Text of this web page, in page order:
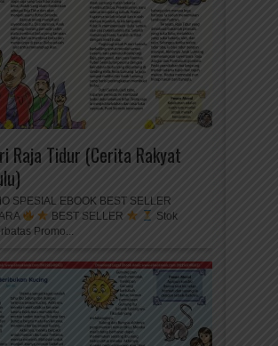
Raja Tidur (Cerita Rakyat
SPESIAL EBOOK BEST SELLER
BEST SELLER
Stok
Promo...